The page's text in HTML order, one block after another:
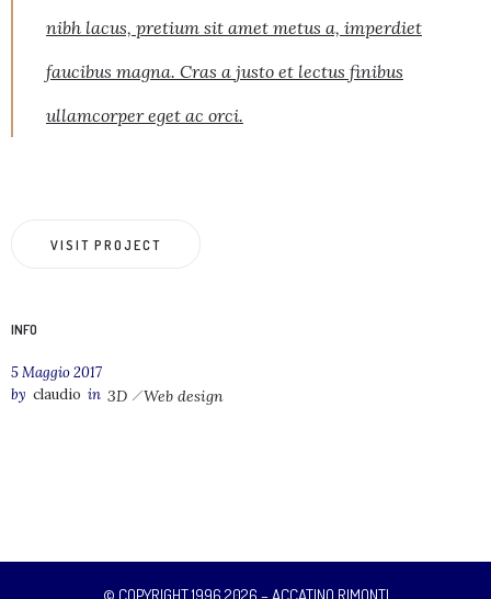
nibh lacus, pretium sit amet metus a, imperdiet
faucibus magna. Cras a justo et lectus finibus
ullamcorper eget ac orci.
VISIT PROJECT
INFO
5 Maggio 2017
by claudio in 3D Web design